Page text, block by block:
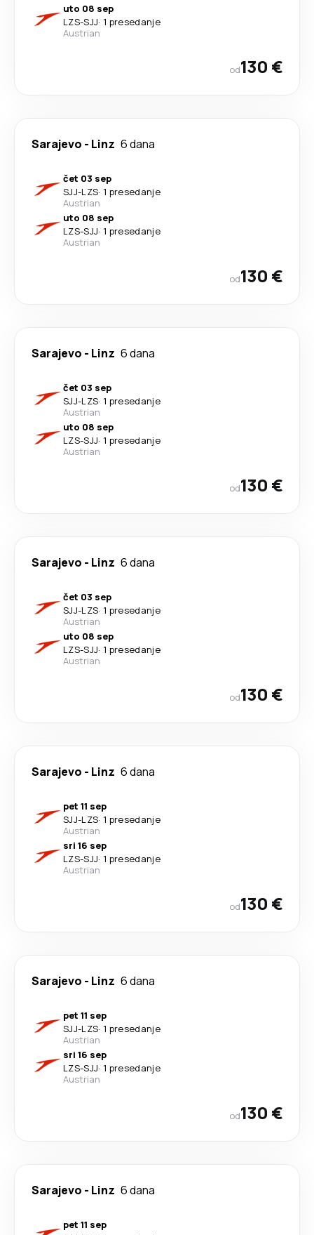
uto 08 sep
LZS-SJJ· 1 presedanje
Austrian
od130 €
Sarajevo - Linz 6 dana
čet 03 sep
SJJ-LZS· 1 presedanje
Austrian
uto 08 sep
LZS-SJJ· 1 presedanje
Austrian
od130 €
Sarajevo - Linz 6 dana
čet 03 sep
SJJ-LZS· 1 presedanje
Austrian
uto 08 sep
LZS-SJJ· 1 presedanje
Austrian
od130 €
Sarajevo - Linz 6 dana
čet 03 sep
SJJ-LZS· 1 presedanje
Austrian
uto 08 sep
LZS-SJJ· 1 presedanje
Austrian
od130 €
Sarajevo - Linz 6 dana
pet 11 sep
SJJ-LZS· 1 presedanje
Austrian
sri 16 sep
LZS-SJJ· 1 presedanje
Austrian
od130 €
Sarajevo - Linz 6 dana
pet 11 sep
SJJ-LZS· 1 presedanje
Austrian
sri 16 sep
LZS-SJJ· 1 presedanje
Austrian
od130 €
Sarajevo - Linz 6 dana
pet 11 sep